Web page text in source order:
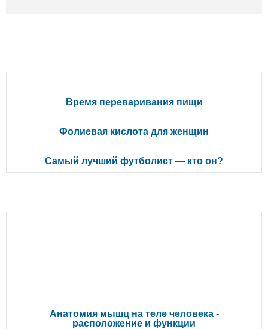
Время переваривания пищи
Фолиевая кислота для женщин
Самый лучший футболист — кто он?
Анатомия мышц на теле человека -
расположение и функции